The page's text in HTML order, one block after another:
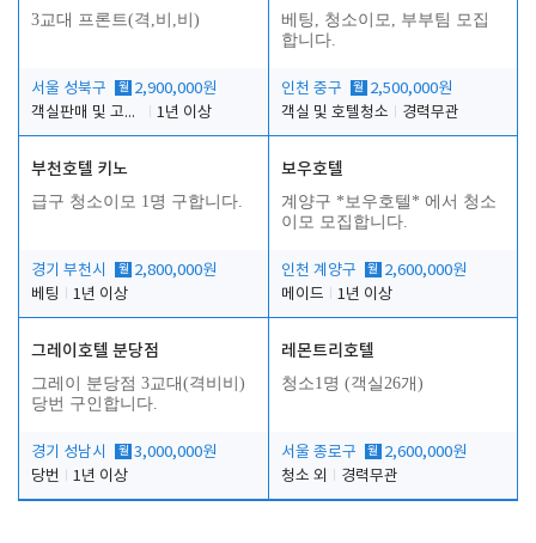
3교대 프론트(격,비,비)
서울 성북구 월 2,900,000원
객실판매 및 고객응대
1년 이상
베팅, 청소이모, 부부팀 모집
합니다.
인천 중구 월 2,500,000원
객실 및 호텔청소
경력무관
부천호텔 키노
급구 청소이모 1명 구합니다.
경기 부천시 월 2,800,000원
베팅
1년 이상
보우호텔
계양구 *보우호텔* 에서 청소
이모 모집합니다.
인천 계양구 월 2,600,000원
메이드
1년 이상
그레이호텔 분당점
그레이 분당점 3교대(격비비)
당번 구인합니다.
경기 성남시 월 3,000,000원
당번
1년 이상
레몬트리호텔
청소1명 (객실26개)
서울 종로구 월 2,600,000원
청소 외
경력무관